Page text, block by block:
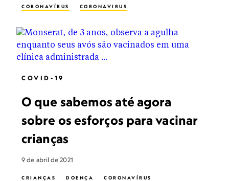
CORONAVÍRUS CORONAVIRUS
COVID-19
O que sabemos até agora
sobre os esforços para vacinar
crianças
9 de abril de 2021
CRIANÇAS DOENÇA
CORONAVÍRUS